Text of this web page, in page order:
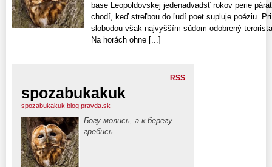
base Leopoldovskej jedenadvadsť rokov perie
chodí, keď streľbou do ľudí poet supluje poéziu.
slobodou však najvyšším súdom odobrený
Na horách ohne [...]
RSS
spozabukakuk
spozabukakuk.blog.pravda.sk
Богу молись, а к берегу
гребись.